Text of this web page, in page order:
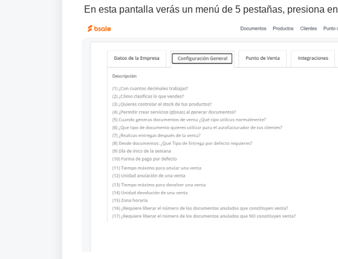
En esta pantalla verás un menú de 5 pestañas, presiona en